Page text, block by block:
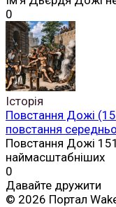
0
Історія
Повстання Дожі
повстання
Повстання Дожі
наймасштабніших
0
Давайте дружити
© 2026 Портал